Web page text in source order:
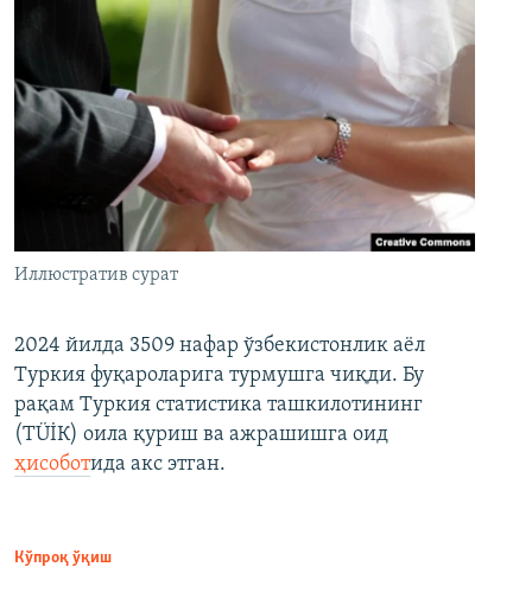
Иллюстратив сурат
2024 йилда 3509 нафар ўзбекистонлик аёл
Туркия фуқароларига турмушга чиқди. Бу
рақам Туркия статистика ташкилотининг
(ТÜİК) оила қуриш ва ажрашишга оид
ҳисоботида акс этган.
Кўпроқ ўқиш